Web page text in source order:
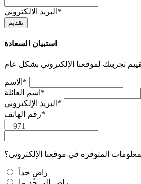
البريد الالكتروني*
استبيان السعادة
تجربتك لموقعنا الإلكتروني بشكل عام
الاسم*
اسم العائلة*
البريد الإلكتروني*
رقم الهاتف*
+971
المتوفرة في موقعنا الإلكتروني؟
راضٍ جداً